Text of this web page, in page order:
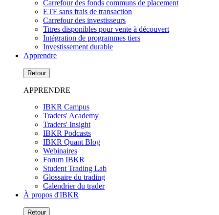
Carrefour des fonds communs de placement
ETF sans frais de transaction
Carrefour des investisseurs
Titres disponibles pour vente à découvert
Intégration de programmes tiers
Investissement durable
Apprendre
Retour
APPRENDRE
IBKR Campus
Traders' Academy
Traders' Insight
IBKR Podcasts
IBKR Quant Blog
Webinaires
Forum IBKR
Student Trading Lab
Glossaire du trading
Calendrier du trader
À propos d'IBKR
Retour